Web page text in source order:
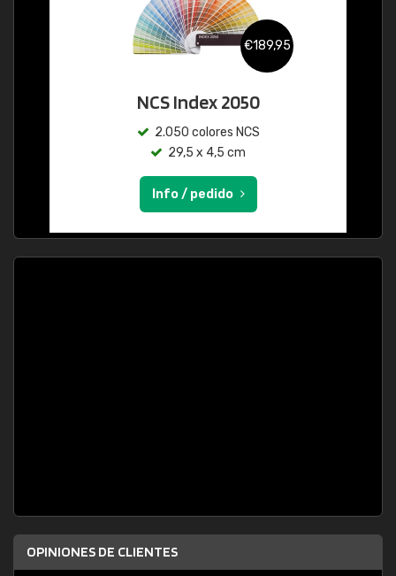
€189,95
NCS Index 2050
2.050 colores NCS
29,5 x 4,5 cm
Info / pedido
OPINIONES DE CLIENTES